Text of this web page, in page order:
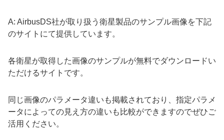
A: AirbusDS社が取り扱う衛星製品のサンプル画像を下記
のサイトにて提供しています。
各衛星が取得した画像のサンプルが無料でダウンロードい
ただけるサイトです。
同じ画像のパラメータ違いも掲載されており、指定パラメ
ータによっての見え方の違いも比較ができますのでぜひご
活用ください。